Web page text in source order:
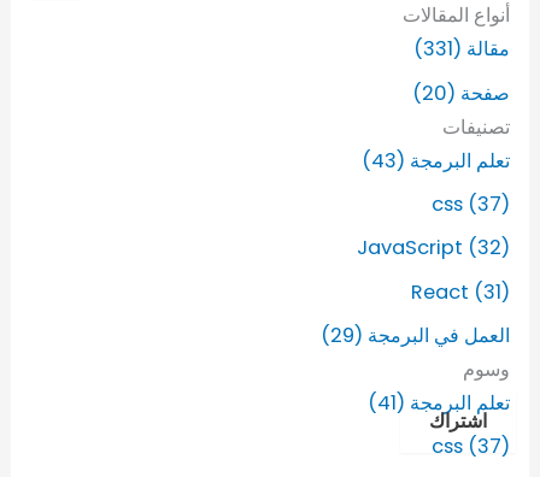
ب
ح
ع
:
أنواع المقالات
مقالة (331)
صفحة (20)
تصنيفات
تعلم البرمجة (43)
css (37)
JavaScript (32)
React (31)
العمل في البرمجة (29)
وسوم
تعلم البرمجة (41)
css (37)
اشتراك